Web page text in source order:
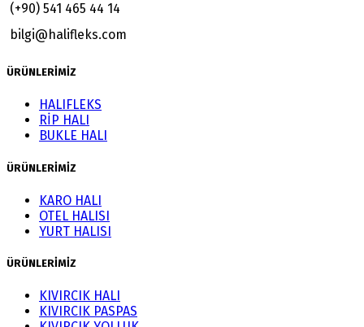
(+90) 541 465 44 14
bilgi@halifleks.com
ÜRÜNLERİMİZ
HALIFLEKS
RİP HALI
BUKLE HALI
ÜRÜNLERİMİZ
KARO HALI
OTEL HALISI
YURT HALISI
ÜRÜNLERİMİZ
KIVIRCIK HALI
KIVIRCIK PASPAS